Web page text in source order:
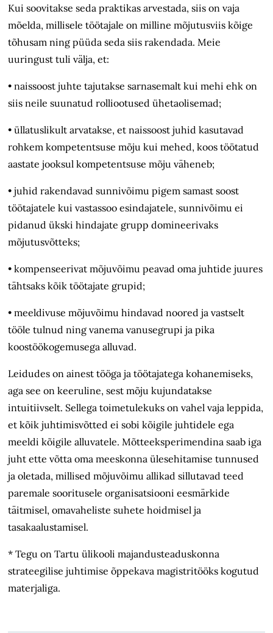
Kui soovitakse seda praktikas arvestada, siis on vaja
mõelda, millisele töötajale on milline mõjutusviis kõige
tõhusam ning püüda seda siis rakendada. Meie
uuringust tuli välja, et:
• naissoost juhte tajutakse sarnasemalt kui mehi ehk on
siis neile suunatud rolliootused ühetaolisemad;
• üllatuslikult arvatakse, et naissoost juhid kasutavad
rohkem kompetentsuse mõju kui mehed, koos töötatud
aastate jooksul kompetentsuse mõju väheneb;
• juhid rakendavad sunnivõimu pigem samast soost
töötajatele kui vastassoo esindajatele, sunnivõimu ei
pidanud ükski hindajate grupp domineerivaks
mõjutusvõtteks;
• kompenseerivat mõjuvõimu peavad oma juhtide juures
tähtsaks kõik töötajate grupid;
• meeldivuse mõjuvõimu hindavad noored ja vastselt
tööle tulnud ning vanema vanusegrupi ja pika
koostöökogemusega alluvad.
Leidudes on ainest tööga ja töötajatega kohanemiseks,
aga see on keeruline, sest mõju kujundatakse
intuitiivselt. Sellega toimetulekuks on vahel vaja leppida,
et kõik juhtimisvõtted ei sobi kõigile juhtidele ega
meeldi kõigile alluvatele. Mõtteeksperimendina saab iga
juht ette võtta oma meeskonna ülesehitamise tunnused
ja oletada, millised mõjuvõimu allikad sillutavad teed
paremale sooritusele organisatsiooni eesmärkide
täitmisel, omavaheliste suhete hoidmisel ja
tasakaalustamisel.
* Tegu on Tartu ülikooli majandusteaduskonna
strateegilise juhtimise õppekava magistritööks kogutud
materjaliga.